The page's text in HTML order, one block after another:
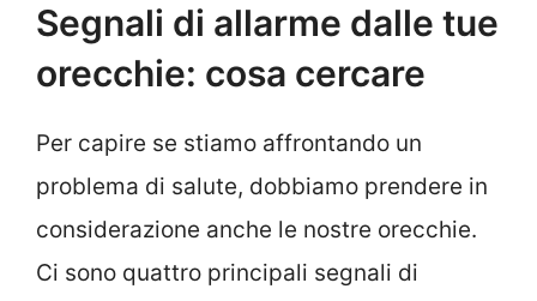
Segnali di allarme dalle tue
orecchie: cosa cercare
Per capire se stiamo affrontando un
problema di salute, dobbiamo prendere in
considerazione anche le nostre orecchie.
Ci sono quattro principali segnali di